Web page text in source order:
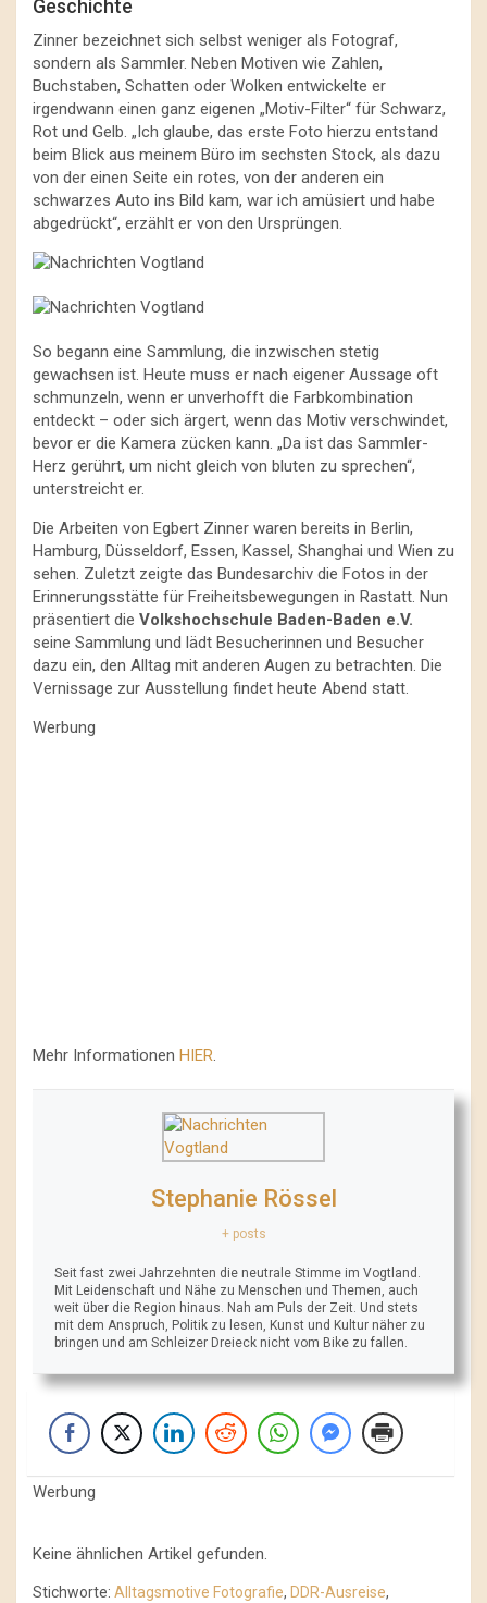
Geschichte
Zinner bezeichnet sich selbst weniger als Fotograf,
sondern als Sammler. Neben Motiven wie Zahlen,
Buchstaben, Schatten oder Wolken entwickelte er
irgendwann einen ganz eigenen „Motiv-Filter“ für Schwarz,
Rot und Gelb. „Ich glaube, das erste Foto hierzu entstand
beim Blick aus meinem Büro im sechsten Stock, als dazu
von der einen Seite ein rotes, von der anderen ein
schwarzes Auto ins Bild kam, war ich amüsiert und habe
abgedrückt“, erzählt er von den Ursprüngen.
So begann eine Sammlung, die inzwischen stetig
gewachsen ist. Heute muss er nach eigener Aussage oft
schmunzeln, wenn er unverhofft die Farbkombination
entdeckt – oder sich ärgert, wenn das Motiv verschwindet,
bevor er die Kamera zücken kann. „Da ist das Sammler-
Herz gerührt, um nicht gleich von bluten zu sprechen“,
unterstreicht er.
Die Arbeiten von Egbert Zinner waren bereits in Berlin,
Hamburg, Düsseldorf, Essen, Kassel, Shanghai und Wien zu
sehen. Zuletzt zeigte das Bundesarchiv die Fotos in der
Erinnerungsstätte für Freiheitsbewegungen in Rastatt. Nun
präsentiert die Volkshochschule Baden-Baden e.V.
seine Sammlung und lädt Besucherinnen und Besucher
dazu ein, den Alltag mit anderen Augen zu betrachten. Die
Vernissage zur Ausstellung findet heute Abend statt.
Werbung
Mehr Informationen HIER.
Stephanie Rössel
+ posts
Seit fast zwei Jahrzehnten die neutrale Stimme im Vogtland.
Mit Leidenschaft und Nähe zu Menschen und Themen, auch
weit über die Region hinaus. Nah am Puls der Zeit. Und stets
mit dem Anspruch, Politik zu lesen, Kunst und Kultur näher zu
bringen und am Schleizer Dreieck nicht vom Bike zu fallen.
Werbung
Keine ähnlichen Artikel gefunden.
Stichworte: Alltagsmotive Fotografie, DDR-Ausreise,